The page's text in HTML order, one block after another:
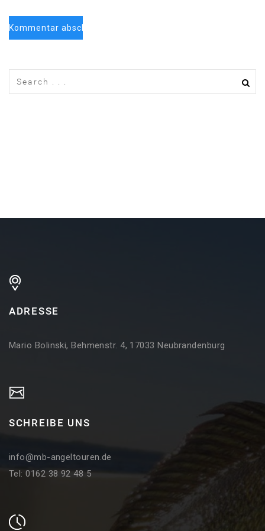
ADRESSE
Mario Bolinski, Behmenstr. 4, 17033 Neubrandenburg
SCHREIBE UNS
info@mb-angeltouren.de
Tel: 0162 38 92 48 5